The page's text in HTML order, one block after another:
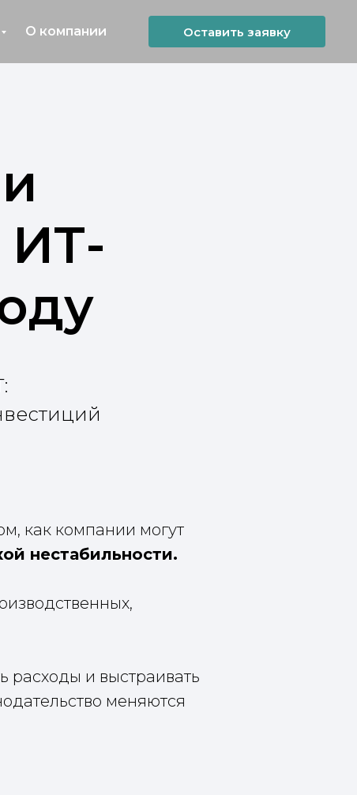
О компании Оставить заявку
ИТ-
как компании могут
нестабильности.
расходы и выстраивать
меняются